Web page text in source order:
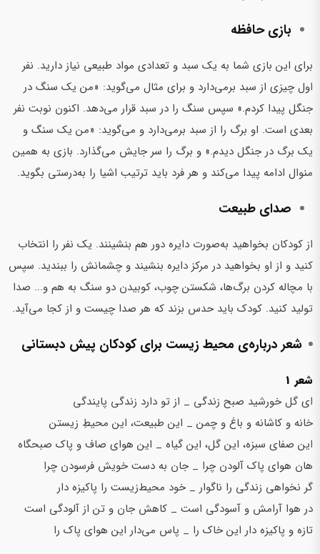
بازی حافظه
برای این بازی شما به یک سبد و تعدادی مواد طبیعی نیاز دارید. نفر
اول چیزی از سبد برمی‌دارد و برای مثال می‌گوید: «من یک سنگ در
جنگل پیدا کردم.» سپس سنگ را در سبد قرار می‌دهد. اکنون نوبت نفر
بعدی است. او برگ را از سبد برمی‌دارد و می‌گوید: «من یک سنگ و
یک برگ در جنگل دیدم.» و برگ را سر جایش می‌گذارد. بازی به همین
منوال ادامه پیدا می‌کند و هر فرد باید ترتیب اشیا را به‌درستی بگوید.
صدای طبیعت
از کودکان بخواهید به‌صورت دایره دور هم بنشینند. یک نفر را انتخاب
کنید و از او بخواهید در مرکز دایره بنشیند و چشمانش را ببندید. سپس
با مچاله کردن برگ‌ها، شکستن چوب، کوبیدن دو سنگ به هم و... صدا
تولید کنید. کودک باید حدس بزند که هر صدا چیست و از کجا می‌آید.
شعر درباره‌ی محیط‌ زیست برای کودکان پیش ‌دبستانی
شعر 1
ای گل خورشید صبح زندگی _ از تو دارد زندگی پایندگی
خانه و کاشانه و باغ و چمن _ این طبیعت، این محیط‌ِ زیستن
این صفای سبزه، این گل، این گیاه _ این هوای صاف و پاک صبحگاه
هان هوای پاک آلودن چرا _ جان به دست خویش فرسودن چرا
گر نخواهی زندگی را ناگوار _ خود محیط‌زیست را پاکیزه دار
در هوا آرامش و آسودگی است _ کاهش جان و تن از آلودگی است
تازه و پاکیزه دار این خاک را _ پاس می‌دار این هوای پاک را